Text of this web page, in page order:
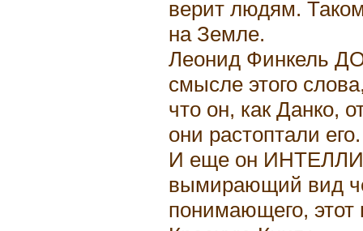
верит людям.
на Земле.
Леонид Финкель
смысле этого
что он, как Данко,
они растоптали
И еще он
вымирающий вид
понимающего, этот